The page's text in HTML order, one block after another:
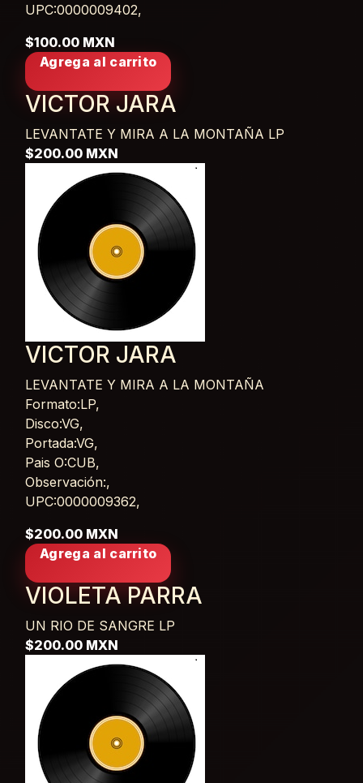
UPC:0000009402,
$100.00 MXN
Agrega al carrito
VICTOR JARA
LEVANTATE Y MIRA A LA MONTAÑA LP
$200.00 MXN
VICTOR JARA
LEVANTATE Y MIRA A LA MONTAÑA
Card List Article
Formato:LP,
Disco:VG,
Portada:VG,
Pais O:CUB,
Observación:,
UPC:0000009362,
$200.00 MXN
Agrega al carrito
VIOLETA PARRA
UN RIO DE SANGRE LP
$200.00 MXN